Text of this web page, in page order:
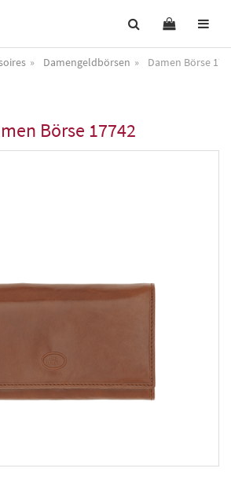
Damengeldbörsen Damen Börse
Börse 17742